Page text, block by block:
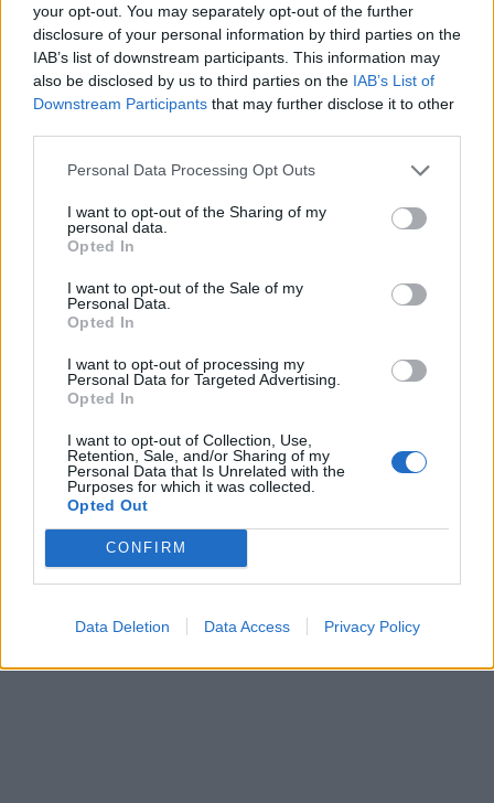
your opt-out. You may separately opt-out of the further
disclosure of your personal information by third parties on the
IAB’s list of downstream participants. This information may
also be disclosed by us to third parties on the IAB’s List of
Downstream Participants that may further disclose it to other
Personal Data Processing Opt Outs
I want to opt-out of the Sharing of my
personal data.
Opted In
I want to opt-out of the Sale of my
Personal Data.
Opted In
I want to opt-out of processing my
Personal Data for Targeted Advertising.
Opted In
I want to opt-out of Collection, Use,
Retention, Sale, and/or Sharing of my
Personal Data that Is Unrelated with the
Purposes for which it was collected.
Opted Out
CONFIRM
Data Deletion Data Access Privacy Policy
In evidenza